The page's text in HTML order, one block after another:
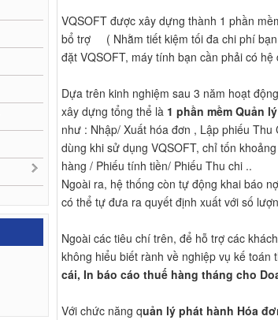
VQSOFT được xây dựng thành 1 phần
bổ trợ ( Nhằm tiết kiệm tối đa chi phí bạn
đặt VQSOFT, máy tính bạn cần phải có
Dựa trên kinh nghiệm sau 3 năm hoạt
xây dựng tổng thể là 1 phần mềm Quản
như : Nhập/ Xuất hóa đơn , Lập phiếu
dùng khi sử dụng VQSOFT, chỉ tốn
hàng / Phiếu tính tiền/ Phiếu Thu chi ..
Ngoài ra, hệ thống còn tự động khai báo
có thể tự đưa ra quyết định xuất với số
Ngoài các tiêu chí trên, để hỗ trợ các
không hiểu biết rành về nghiệp vụ kế toán
cái, In báo cáo thuế hàng tháng cho
Với chức năng quản lý phát hành Hóa